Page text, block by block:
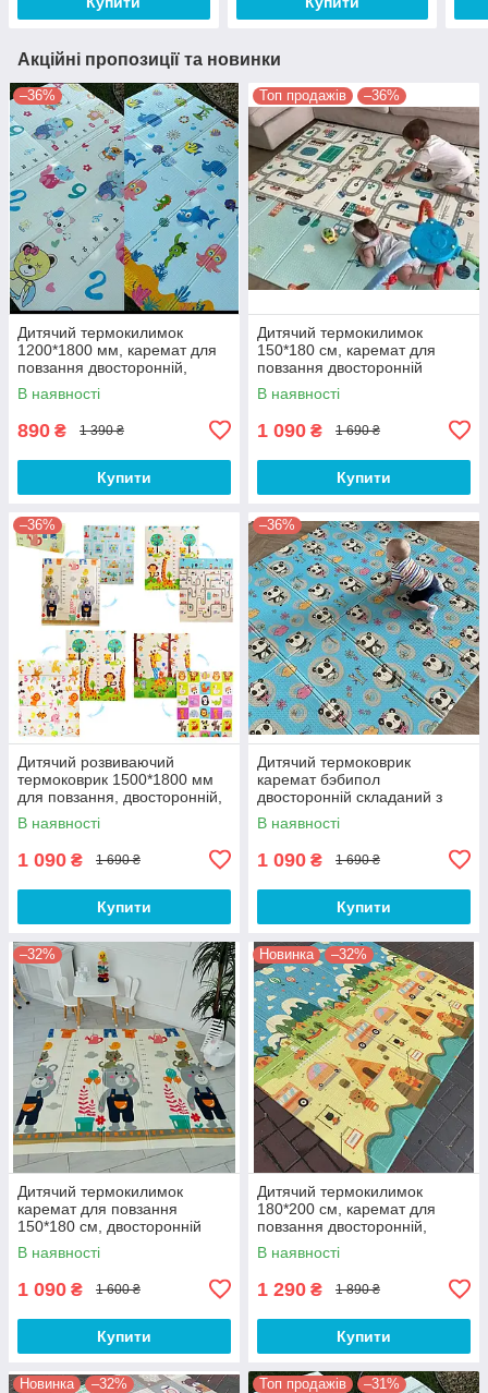
Акційні пропозиції та новинки
–36%
Дитячий термокилимок
1200*1800 мм, каремат для
повзання двосторонній,
складаний
В наявності
890 ₴ 1 390 ₴
Купити
Топ продажів –36%
Дитячий термокилимок
150*180 см, каремат для
повзання двосторонній
складаний з текстурним
покриттям
В наявності
1 090 ₴ 1 690 ₴
Купити
–36%
Дитячий розвиваючий
термоковрик 1500*1800 мм
для повзання, двосторонній,
Преміум якість
В наявності
1 090 ₴ 1 690 ₴
Купити
–36%
Дитячий термоковрик
каремат бэбипол
двосторонній складаний з
текстурним покриттям,
180*200*0.8 см, Зоопарк
В наявності
1 090 ₴ 1 690 ₴
Купити
–32%
Дитячий термокилимок
каремат для повзання
150*180 см, двосторонній
складаний з текстурним
покриттям
В наявності
1 090 ₴ 1 600 ₴
Купити
Новинка –32%
Дитячий термокилимок
180*200 см, каремат для
повзання двосторонній,
складаний
В наявності
1 290 ₴ 1 890 ₴
Купити
Новинка –32% Топ продажів –31%